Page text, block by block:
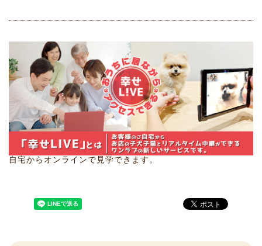
自宅からオンラインで見学できます。